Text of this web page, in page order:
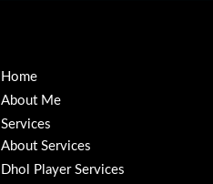
Home
About Me
Services
About Services
Dhol Player Services